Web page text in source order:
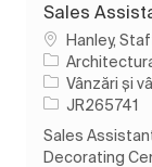
Sales
LocHanley,
Categorie
Vânzări și
Job IdJR265741
Sales
Decorating